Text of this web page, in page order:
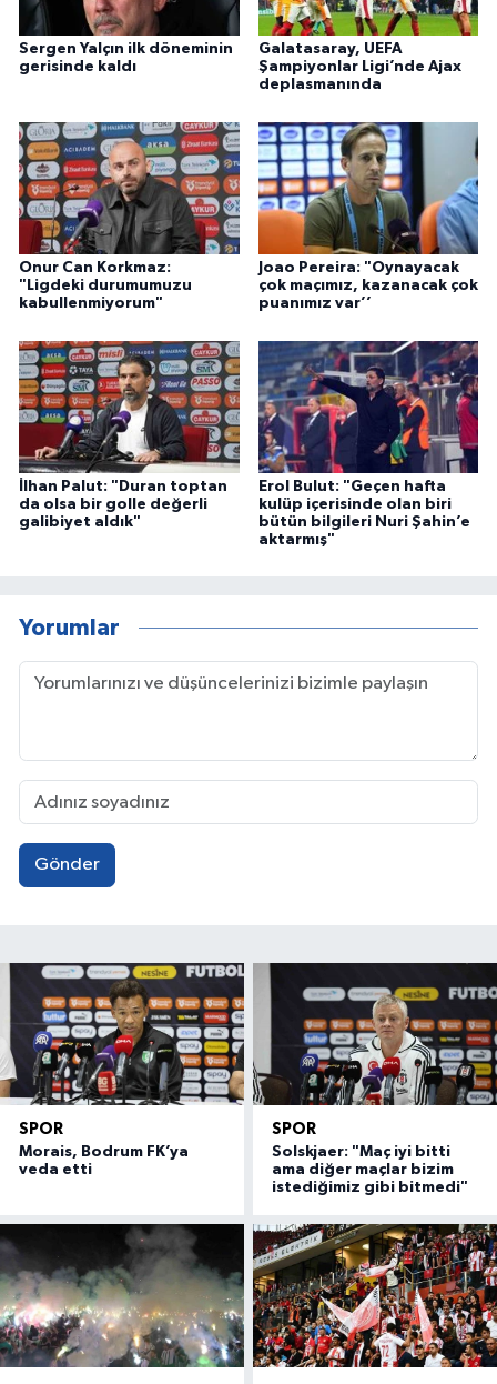
Sergen Yalçın ilk döneminin
gerisinde kaldı
Galatasaray, UEFA
Şampiyonlar Ligi’nde Ajax
deplasmanında
Onur Can Korkmaz:
"Ligdeki durumumuzu
kabullenmiyorum"
Joao Pereira: "Oynayacak
çok maçımız, kazanacak çok
puanımız var’’
İlhan Palut: "Duran toptan
da olsa bir golle değerli
galibiyet aldık"
Erol Bulut: "Geçen hafta
kulüp içerisinde olan biri
bütün bilgileri Nuri Şahin’e
aktarmış"
Yorumlar
Gönder
SPOR
Morais, Bodrum FK’ya
veda etti
SPOR
Solskjaer: "Maç iyi bitti
ama diğer maçlar bizim
istediğimiz gibi bitmedi"